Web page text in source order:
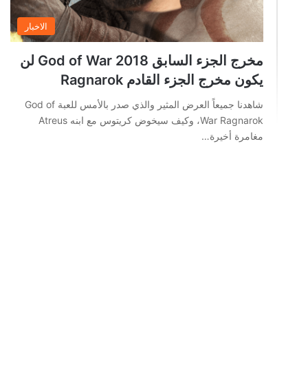
الاخبار
مخرج الجزء السابق God of War 2018 لن
يكون مخرج الجزء القادم Ragnarok
شاهدنا جميعاً العرض المثير والذي صدر بالأمس للعبة God of
War Ragnarok، وكيف سيخوض كريتوس مع ابنه Atreus
مغامرة أخيرة…